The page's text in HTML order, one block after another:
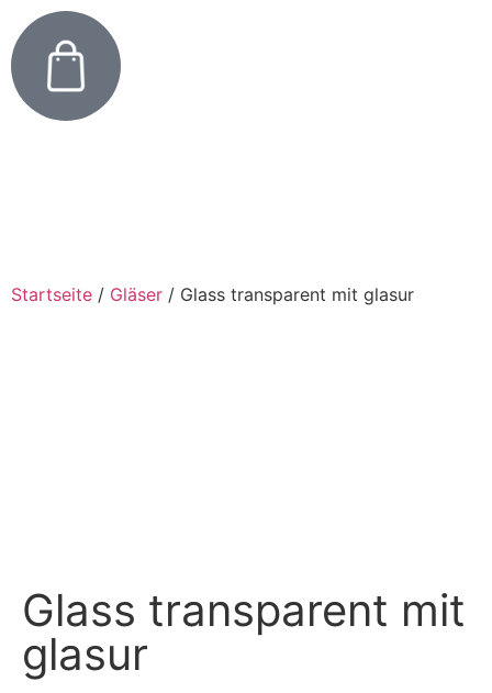
Startseite / Gläser / Glass transparent mit glasur
Glass transparent mit
glasur